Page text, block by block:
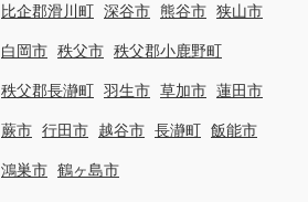
比企郡滑川町 深谷市 熊谷市 狭山市
白岡市 秩父市 秩父郡小鹿野町
秩父郡長瀞町 羽生市 草加市 蓮田市
蕨市 行田市 越谷市 長瀞町 飯能市
鴻巣市 鶴ヶ島市